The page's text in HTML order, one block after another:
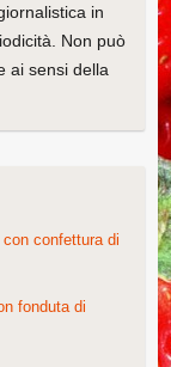
in
Non può
ai sensi della
confettura di
fonduta di